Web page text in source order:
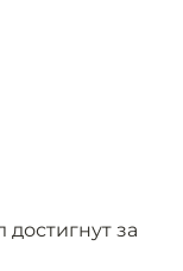
за